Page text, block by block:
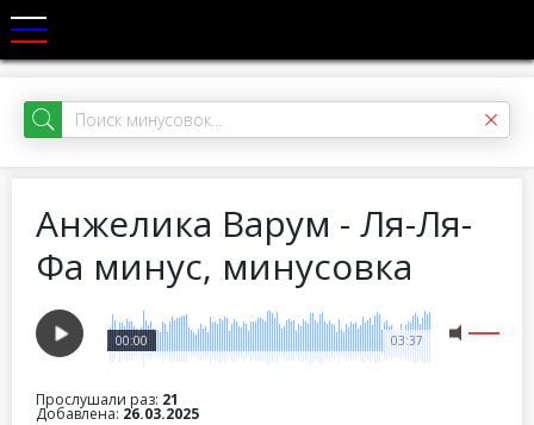
Анжелика Варум - Ля-Ля-
Фа минус, минусовка
03:37
00:00
Прослушали раз: 21
Добавлена: 26.03.2025